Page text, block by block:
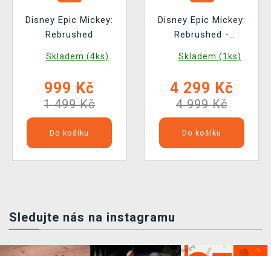
Disney Epic Mickey:
Rebrushed
Skladem (4ks)
999 Kč
1 499 Kč
Do košíku
Disney Epic Mickey:
Rebrushed -
Skladem (1ks)
4 299 Kč
4 999 Kč
Do košíku
Sledujte nás na instagramu